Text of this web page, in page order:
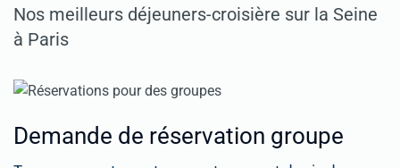
Nos meilleurs déjeuners-croisière sur la Seine
à Paris
Demande de réservation groupe